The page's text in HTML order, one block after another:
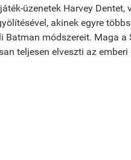
üzenetek Harvey Dentet,
akinek egyre
módszereit. Maga
teljesen elveszti az